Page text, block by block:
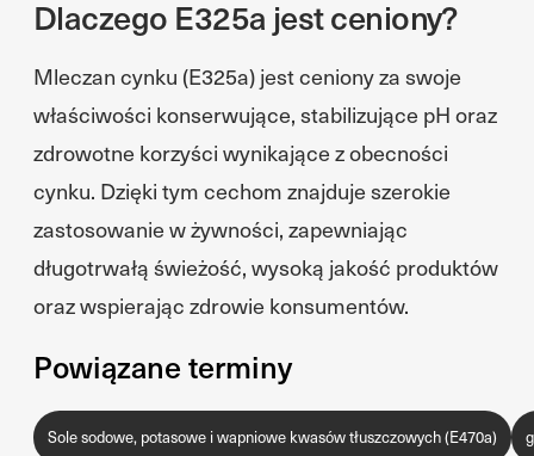
Dlaczego E325a jest ceniony?
Mleczan cynku (E325a) jest ceniony za swoje
właściwości konserwujące, stabilizujące pH oraz
zdrowotne korzyści wynikające z obecności
cynku. Dzięki tym cechom znajduje szerokie
zastosowanie w żywności, zapewniając
długotrwałą świeżość, wysoką jakość produktów
oraz wspierając zdrowie konsumentów.
Powiązane terminy
Sole sodowe, potasowe i wapniowe kwasów tłuszczowych (E470a)